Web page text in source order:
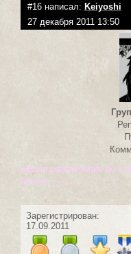
#16 написал: Keiyoshi
27 декабря 2011 13:50
нашли развлечение по
пошел. --------
Зарегистрирован:
17.09.2011